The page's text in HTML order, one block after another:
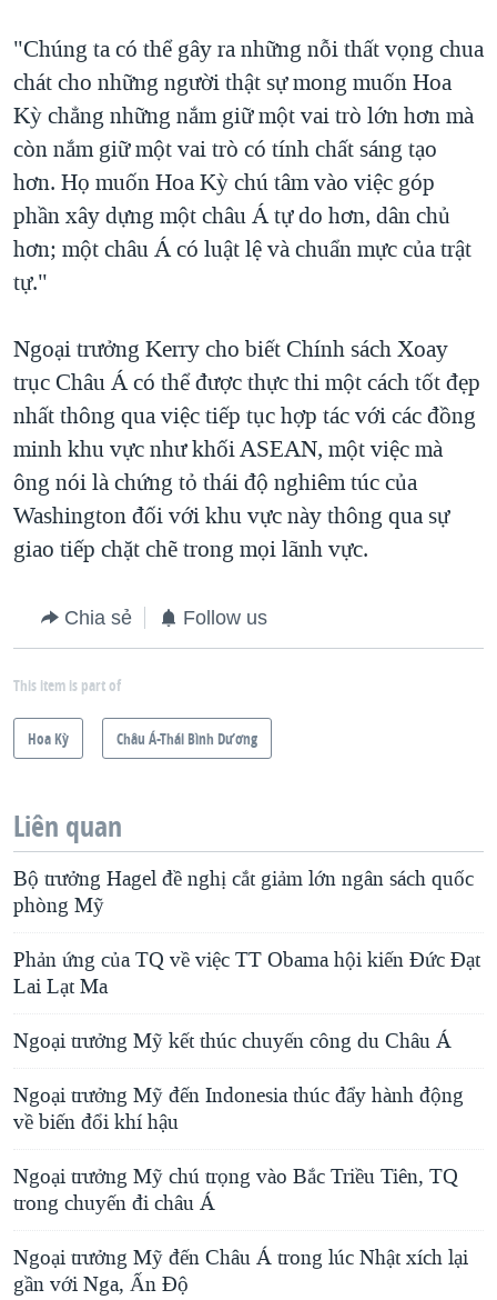
"Chúng ta có thể gây ra những nỗi thất vọng chua
chát cho những người thật sự mong muốn Hoa
Kỳ chẳng những nắm giữ một vai trò lớn hơn mà
còn nắm giữ một vai trò có tính chất sáng tạo
hơn. Họ muốn Hoa Kỳ chú tâm vào việc góp
phần xây dựng một châu Á tự do hơn, dân chủ
hơn; một châu Á có luật lệ và chuẩn mực của trật
tự."
Ngoại trưởng Kerry cho biết Chính sách Xoay
trục Châu Á có thể được thực thi một cách tốt đẹp
nhất thông qua việc tiếp tục hợp tác với các đồng
minh khu vực như khối ASEAN, một việc mà
ông nói là chứng tỏ thái độ nghiêm túc của
Washington đối với khu vực này thông qua sự
giao tiếp chặt chẽ trong mọi lãnh vực.
Chia sẻ Follow us
This item is part of
Hoa Kỳ Châu Á-Thái Bình Dương
Liên quan
Bộ trưởng Hagel đề nghị cắt giảm lớn ngân sách quốc
phòng Mỹ
Phản ứng của TQ về việc TT Obama hội kiến Đức Đạt
Lai Lạt Ma
Ngoại trưởng Mỹ kết thúc chuyến công du Châu Á
Ngoại trưởng Mỹ đến Indonesia thúc đẩy hành động
về biến đổi khí hậu
Ngoại trưởng Mỹ chú trọng vào Bắc Triều Tiên, TQ
trong chuyến đi châu Á
Ngoại trưởng Mỹ đến Châu Á trong lúc Nhật xích lại
gần với Nga, Ấn Ðộ